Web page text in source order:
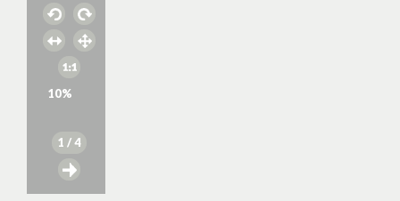
10%
1 / 4